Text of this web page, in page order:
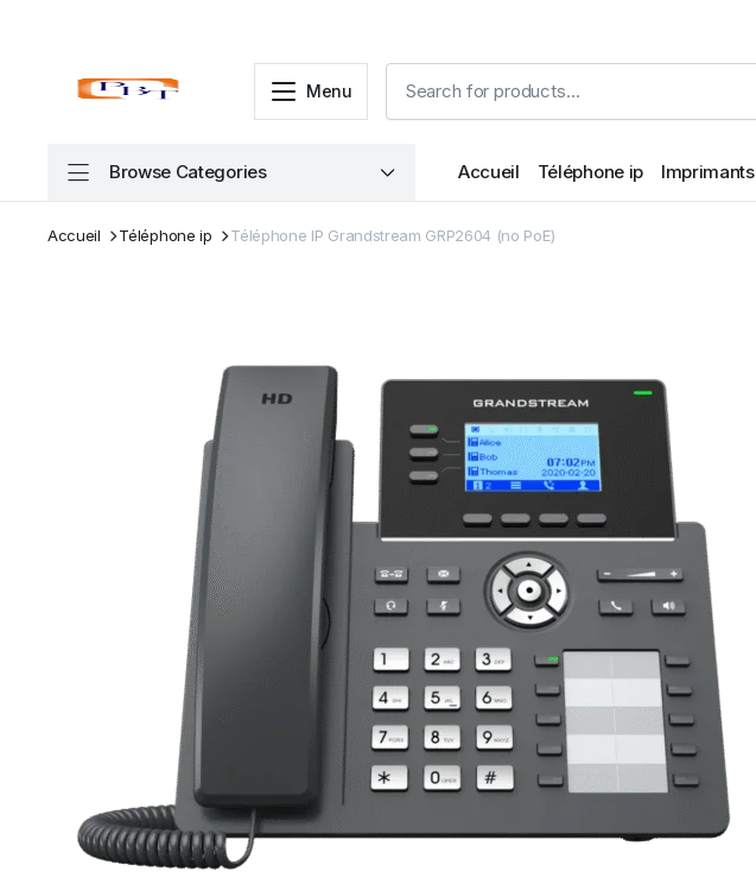
Menu
Browse Categories Accueil Téléphone ip Imprimants
Accueil Téléphone ip Téléphone IP Grandstream GRP2604 (no PoE)